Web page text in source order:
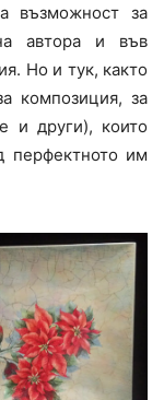
възможност за
автора и във
Но и тук, както
композиция, за
и други), които
перфектното им